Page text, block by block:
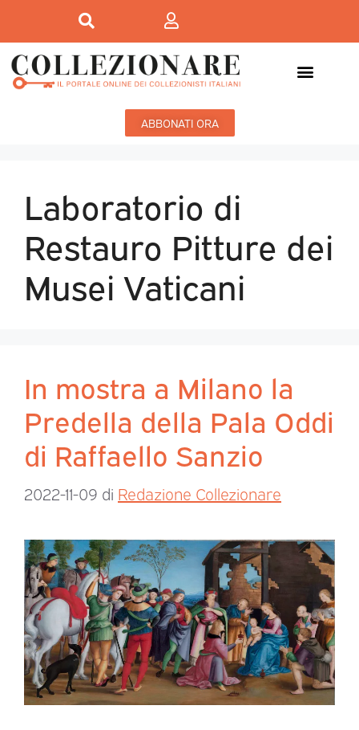
ABBONATI ORA
Laboratorio di
Restauro Pitture dei
Musei Vaticani
In mostra a Milano la
Predella della Pala Oddi
di Raffaello Sanzio
2022-11-09 di Redazione Collezionare